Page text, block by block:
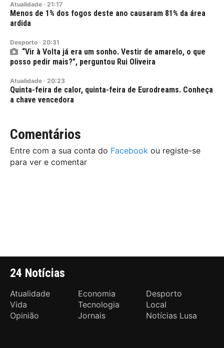
Atualidade · 21:17
Menos de 1% dos fogos deste ano causaram 81% da área
ardida
Desporto · 20:31
“Vir à Volta já era um sonho. Vestir de amarelo, o que
posso pedir mais?”, perguntou Rui Oliveira
Atualidade · 20:23
Quinta-feira de calor, quinta-feira de Eurodreams. Conheça
a chave vencedora
Comentários
Entre com a sua conta do Facebook ou registe-se
para ver e comentar
24 Notícias
Atualidade Economia
Desporto
Vida
Tecnologia
Local
Opinião
Jornais Notícias Lusa